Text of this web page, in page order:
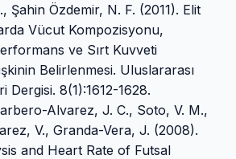
Şahin Özdemir, N. F. (2011). Elit
Vücut Kompozisyonu,
ve Sırt Kuvveti
Belirlenmesi. Uluslararası
Dergisi. 8(1):1612-1628.
Alvarez, J. C., Soto, V. M.,
V., Granda-Vera, J. (2008).
and Heart Rate of Futsal